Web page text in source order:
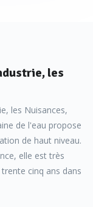
les
les Nuisances,
de l'eau propose
de haut niveau.
elle est très
cinq ans dans